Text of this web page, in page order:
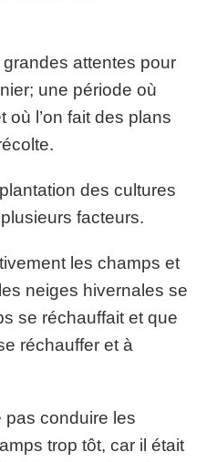
grandes attentes pour
une période où
où l’on fait des plans
des cultures
facteurs.
les champs et
neiges hivernales se
se réchauffait et que
réchauffer et à
pas conduire les
trop tôt, car il était